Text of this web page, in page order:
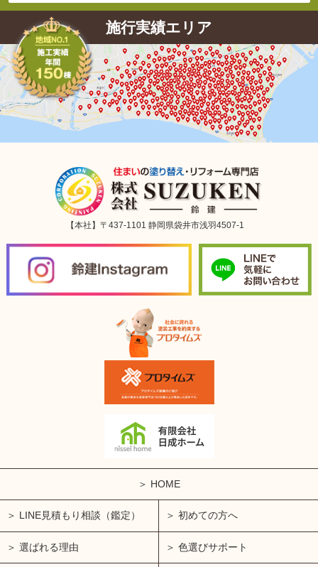
施行実績エリア
【本社】〒437-1101 静岡県袋井市浅羽4507-1
HOME
LINE見積もり相談（鑑定） 初めての方へ
選ばれる理由 色選びサポート